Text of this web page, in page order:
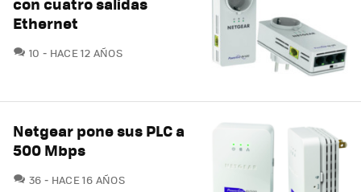
Ethernet
10 COMENTARIOS
HACE 12 AÑOS
Netgear pone sus PLC a
500 Mbps
36 COMENTARIOS
HACE 16 AÑOS